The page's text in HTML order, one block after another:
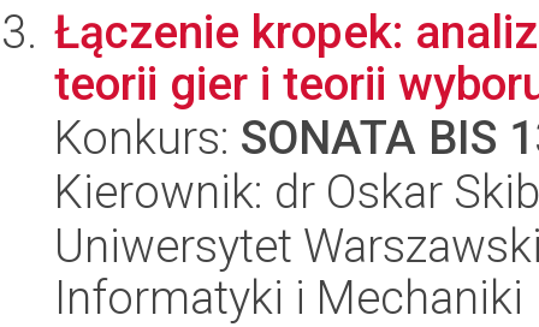
Łączenie kropek:
teorii gier i teorii
Konkurs: SONATA BIS
Kierownik: dr Oskar
Uniwersytet
Informatyki i Mechaniki